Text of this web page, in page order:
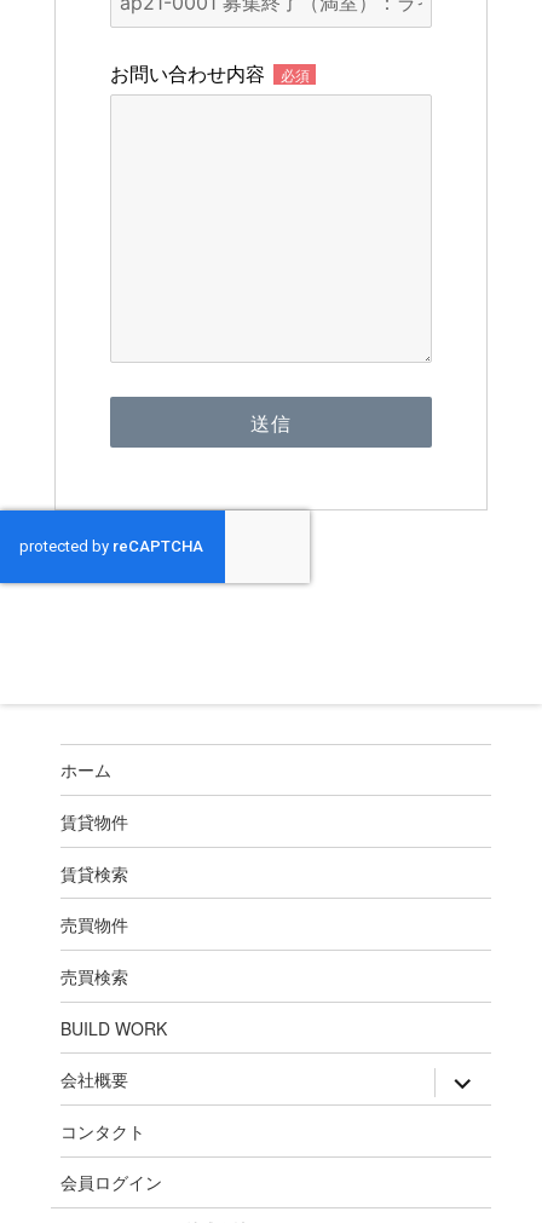
お問い合わせ内容 必須
ホーム
賃貸物件
賃貸検索
売買物件
売買検索
BUILD WORK
会社概要 expand
child
menu
コンタクト
会員ログイン